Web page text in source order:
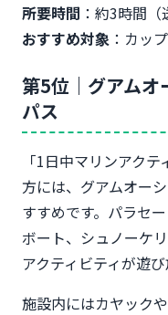
所要時間 ：約3時間（
おすすめ対象 ：カッ
第5位｜グアムオ
パス
「1日中マリンアク
方には、グアムオー
すすめです。パラセ
ボート、シュノーケ
アクティビティが遊
施設内にはカヤック